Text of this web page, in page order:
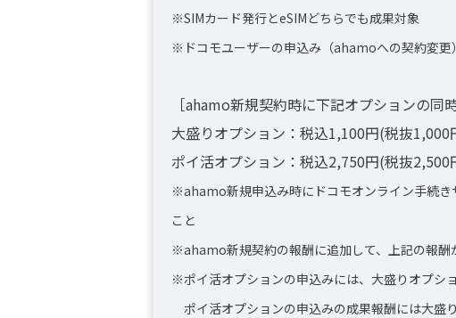
※SIMカード発行とeSIMどちらでも成果対象
※ドコモユーザーの申込み（ahamoへの契約変更
［ahamo新規契約時に下記オプションの同
大盛りオプション：税込1,100円(税抜1,000
ポイ活オプション：税込2,750円(税抜2,500
※ahamo新規申込み時にドコモオンライン手続き
こと
※ahamo新規契約の報酬に追加して、上記の報酬
※ポイ活オプションの申込みには、大盛りオプシ
ポイ活オプションの申込みの成果報酬には大盛